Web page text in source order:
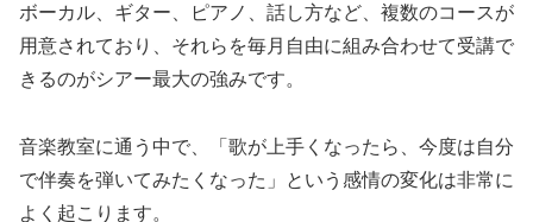
ボーカル、ギター、ピアノ、話し方など、複数のコースが
用意されており、それらを毎月自由に組み合わせて受講で
きるのがシアー最大の強みです。
音楽教室に通う中で、「歌が上手くなったら、今度は自分
で伴奏を弾いてみたくなった」という感情の変化は非常に
よく起こります。